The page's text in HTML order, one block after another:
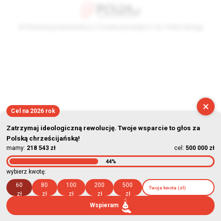
×
Cel na 2026 rok
Zatrzymaj ideologiczną rewolucję. Twoje wsparcie to głos za
Polską chrześcijańską!
mamy: 218 543 zł cel: 500 000 zł
44%
wybierz kwotę:
60
zł
80
zł
100
zł
200
zł
500
zł
Wspieram